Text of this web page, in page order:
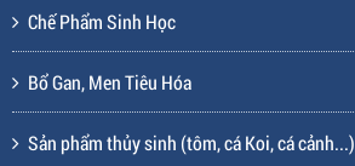
Chế Phẩm Sinh Học
Bổ Gan, Men Tiêu Hóa
Sản phẩm thủy sinh (tôm, cá Koi, cá cảnh...)